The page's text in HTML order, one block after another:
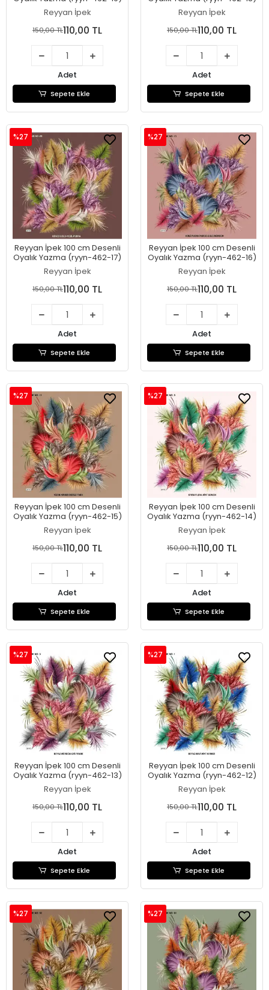
Reyyan İpek
150,00 TL110,00 TL
Adet
Sepete Ekle
Reyyan İpek
150,00 TL110,00 TL
Adet
Sepete Ekle
Reyyan İpek 100 cm Desenli
Oyalık Yazma (ryyn-462-17)
Reyyan İpek
%27
150,00 TL110,00 TL
Adet
Sepete Ekle
Reyyan İpek 100 cm Desenli
Oyalık Yazma (ryyn-462-16)
Reyyan İpek
%27
150,00 TL110,00 TL
Adet
Sepete Ekle
Reyyan İpek 100 cm Desenli
Oyalık Yazma (ryyn-462-15)
Reyyan İpek
%27
150,00 TL110,00 TL
Adet
Sepete Ekle
Reyyan İpek 100 cm Desenli
Oyalık Yazma (ryyn-462-14)
Reyyan İpek
%27
150,00 TL110,00 TL
Adet
Sepete Ekle
Reyyan İpek 100 cm Desenli
Oyalık Yazma (ryyn-462-13)
Reyyan İpek
%27
150,00 TL110,00 TL
Adet
Sepete Ekle
Reyyan İpek 100 cm Desenli
Oyalık Yazma (ryyn-462-12)
Reyyan İpek
%27
150,00 TL110,00 TL
Adet
Sepete Ekle
%27 %27